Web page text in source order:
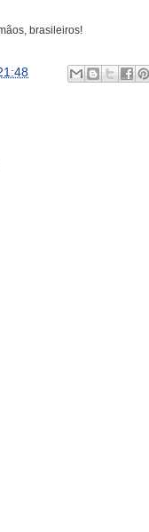
brasileiros!